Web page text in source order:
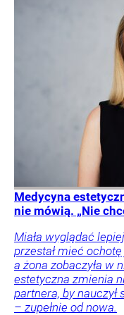
Medycyna
nie mówią. „Nie
Miała wyglądać
przestał mieć
a żona zobaczyła w
estetyczna zmienia
partnera, by nauczył
– zupełnie od nowa.